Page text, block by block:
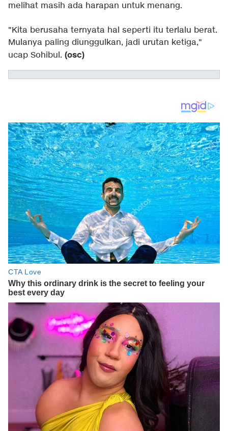
melihat masih ada harapan untuk menang.
"Kita berusaha ternyata hal seperti itu terlalu berat.
Mulanya paling diunggulkan, jadi urutan ketiga,"
ucap Sohibul. (osc)